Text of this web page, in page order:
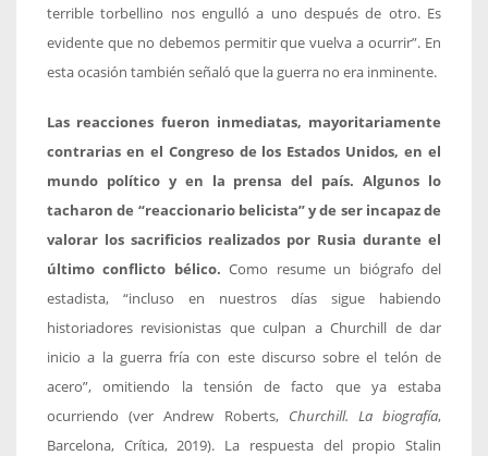
terrible torbellino nos engulló a uno después de otro. Es
evidente que no debemos permitir que vuelva a ocurrir”. En
esta ocasión también señaló que la guerra no era inminente.
Las reacciones fueron inmediatas, mayoritariamente
contrarias en el Congreso de los Estados Unidos, en el
mundo político y en la prensa del país. Algunos lo
tacharon de “reaccionario belicista” y de ser incapaz de
valorar los sacrificios realizados por Rusia durante el
último conflicto bélico. Como resume un biógrafo del
estadista, “incluso en nuestros días sigue habiendo
historiadores revisionistas que culpan a Churchill de dar
inicio a la guerra fría con este discurso sobre el telón de
acero”, omitiendo la tensión de facto que ya estaba
ocurriendo (ver Andrew Roberts, Churchill. La biografía,
Barcelona, Crítica, 2019). La respuesta del propio Stalin